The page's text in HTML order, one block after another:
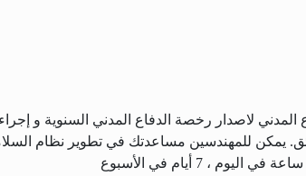
لاصدار رخصة الدفاع المدني السنوية و